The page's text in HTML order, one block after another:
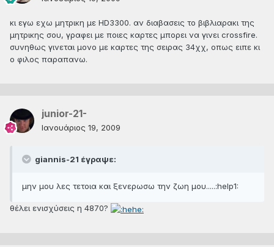
κι εγω εχω μητρικη με HD3300. αν διαβασεις το βιβλιαρακι της
μητρικης σου, γραφει με ποιες καρτες μπορει να γινει crossfire.
συνηθως γινεται μονο με καρτες της σειρας 34χχ, οπως ειπε κι
ο φιλος παραπανω.
junior-21-
Ιανουάριος 19, 2009
giannis-21 έγραψε:
μην μου λες τετοια και ξενερωσω την ζωη μου.....:help1:
θέλει ενισχύσεις η 4870?